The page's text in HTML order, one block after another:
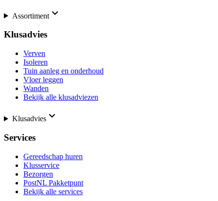
Assortiment
Klusadvies
Verven
Isoleren
Tuin aanleg en onderhoud
Vloer leggen
Wanden
Bekijk alle klusadviezen
Klusadvies
Services
Gereedschap huren
Klusservice
Bezorgen
PostNL Pakketpunt
Bekijk alle services